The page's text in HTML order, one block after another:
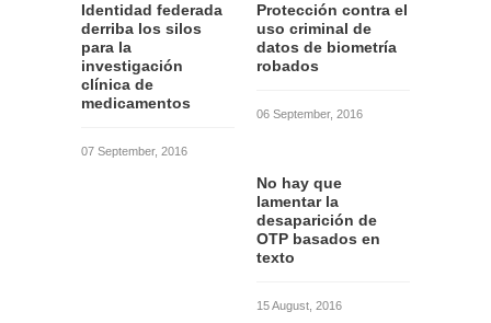
Identidad federada
derriba los silos
para la
investigación
clínica de
medicamentos
07 September, 2016
Protección contra el
uso criminal de
datos de biometría
robados
06 September, 2016
No hay que
lamentar la
desaparición de
OTP basados en
texto
15 August, 2016